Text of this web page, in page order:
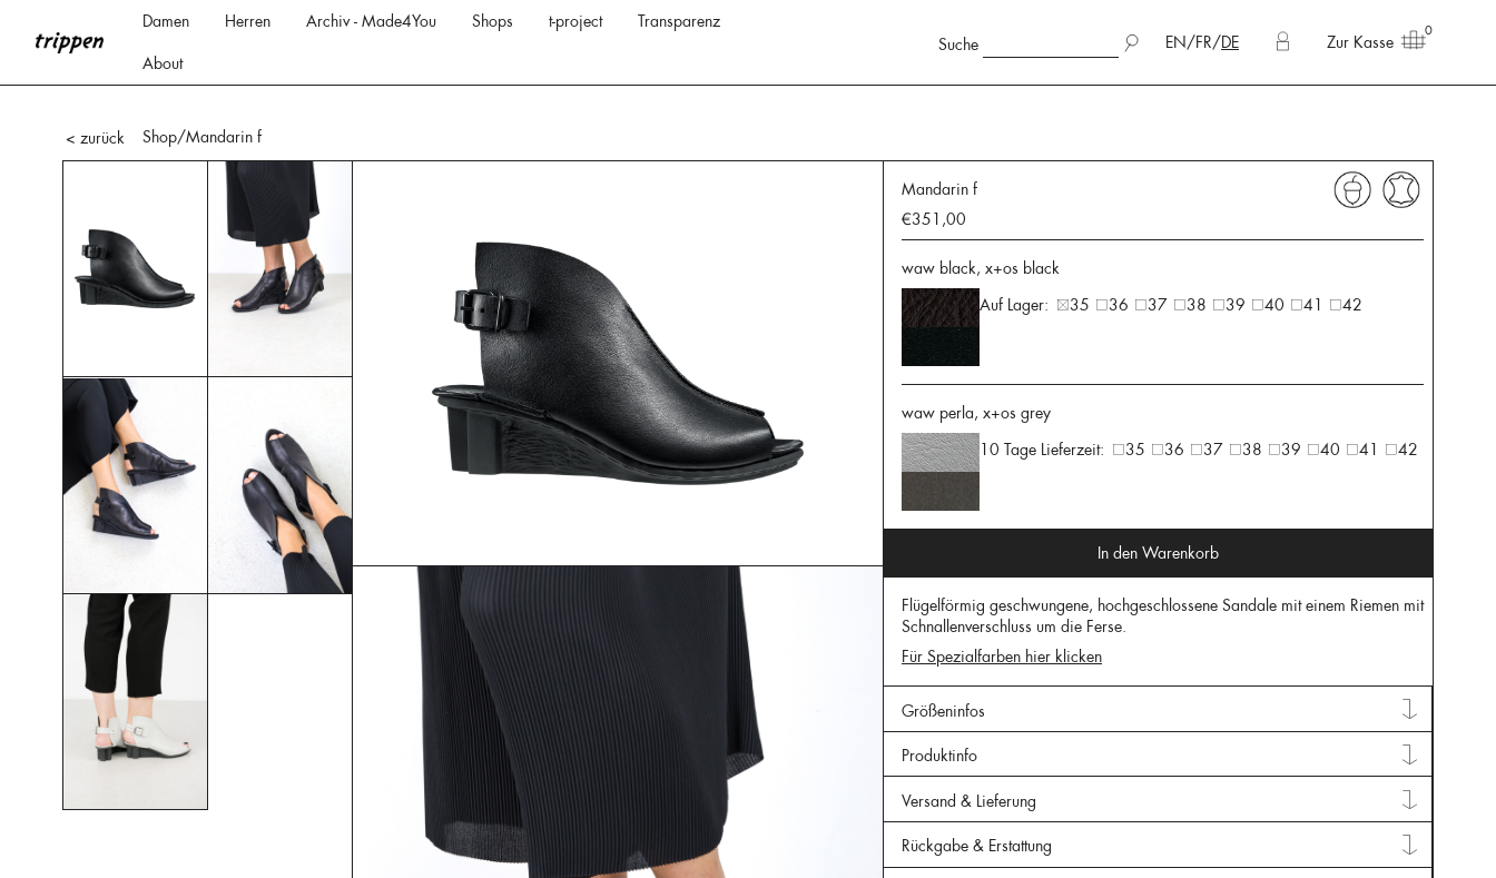
Damen Herren Archiv - Made4You Shops t-project Transparenz
About
Suche EN/FR/DE Zur Kasse
0
< zurück Shop/Mandarin f
Mandarin f
€351,00
waw black, x+os black
Auf Lager:
35 36 37 38 39 40 41 42
waw perla, x+os grey
10 Tage Lieferzeit:
35 36 37 38 39 40 41 42
In den Warenkorb
Flügelförmig geschwungene, hochgeschlossene Sandale mit einem Riemen mit
Schnallenverschluss um die Ferse.
Für Spezialfarben hier klicken
Größeninfos
Produktinfo
Versand & Lieferung
Rückgabe & Erstattung